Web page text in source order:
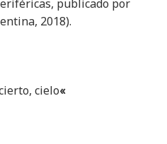
publicado por
2018).
cielo«